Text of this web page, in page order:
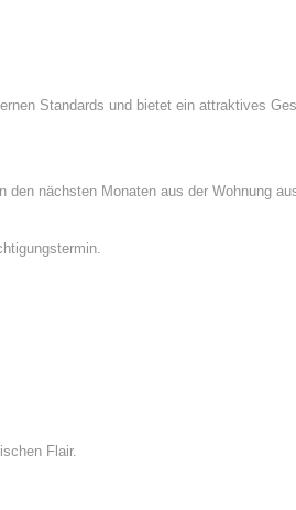
Standards und bietet ein attraktives
nächsten Monaten aus der Wohnung
Flair.